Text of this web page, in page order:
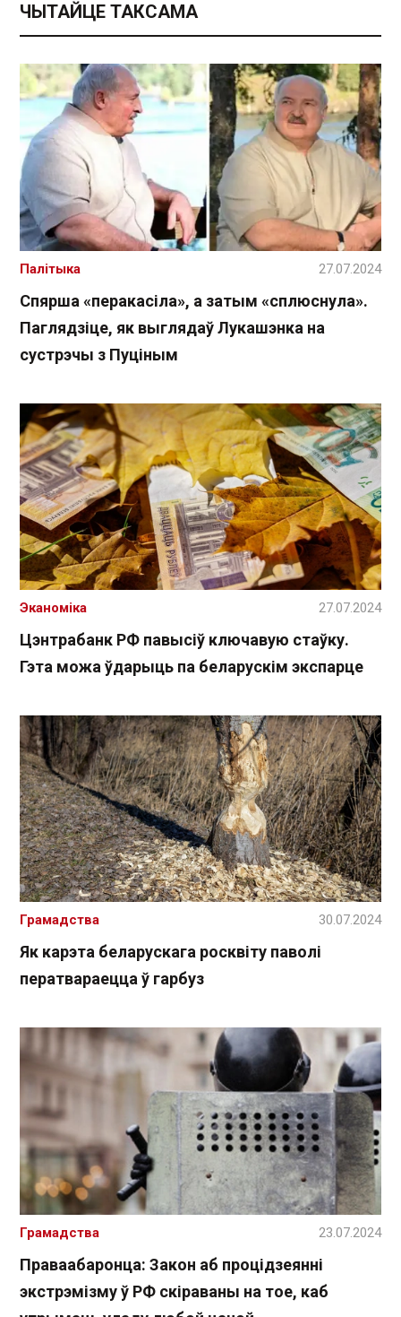
ЧЫТАЙЦЕ ТАКСАМА
Спярша «перакасіла», а затым «сплюснула».
Паглядзіце, як выглядаў Лукашэнка на
сустрэчы з Пуціным
Палітыка 27.07.2024
Цэнтрабанк РФ павысіў ключавую стаўку.
Гэта можа ўдарыць па беларускім экспарце
Эканоміка 27.07.2024
Як карэта беларускага росквіту паволі
ператвараецца ў гарбуз
Грамадства 30.07.2024
Праваабаронца: Закон аб процідзеянні
экстрэмізму ў РФ скіраваны на тое, каб
Грамадства 23.07.2024